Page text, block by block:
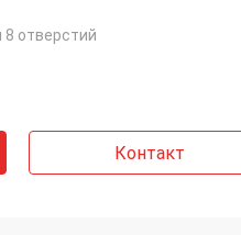
8 отверстий
Контакт